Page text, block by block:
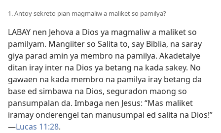
1. Antoy sekreto pian magmaliw a maliket so pamilya?
LABAY nen Jehova a Dios ya magmaliw a maliket so
pamilyam. Mangiiter so Salita to, say Biblia, na saray
giya parad amin ya membro na pamilya. Akadetalye
ditan iray inter na Dios ya betang na kada sakey. No
gawaen na kada membro na pamilya iray betang da
base ed simbawa na Dios, seguradon maong so
pansumpalan da. Imbaga nen Jesus: “Mas maliket
iramay onderengel tan manusumpal ed salita na Dios!”​
—Lucas 11:28.